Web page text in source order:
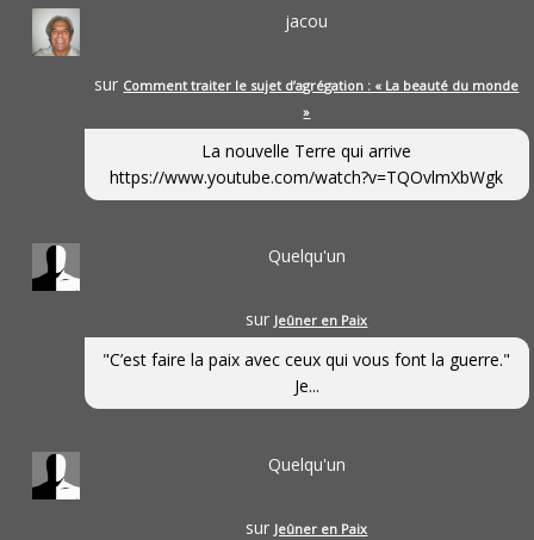
jacou
sur Comment traiter le sujet d’agrégation : « La beauté du monde
»
La nouvelle Terre qui arrive
https://www.youtube.com/watch?v=TQOvlmXbWgk
Quelqu'un
sur Jeûner en Paix
"C’est faire la paix avec ceux qui vous font la guerre."
Je...
Quelqu'un
sur Jeûner en Paix